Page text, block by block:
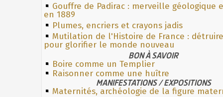
Gouffre de Padirac : merveille géologique
en 1889
Plumes, encriers et crayons jadis
Mutilation de l'Histoire de France :
pour glorifier le monde nouveau
BON À SAVOIR
Boire comme un Templier
Raisonner comme une huître
MANIFESTATIONS / EXPOSITIONS
Maternités, archéologie de la figure